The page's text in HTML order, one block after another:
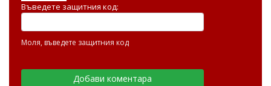
Въведете защитния код:
Моля, въведете защитния код